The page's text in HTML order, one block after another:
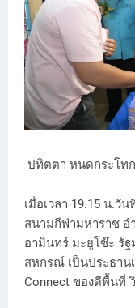
ปทิตตา หนดกระโท
เมื่อเวลา 19.15 น.วั
สนามกีฬามหาราช อ
อามินทร์ มะยูโซ๊ะ รัฐ
สหกรณ์ เป็นประธาน
Connect ของดีพื้นที่